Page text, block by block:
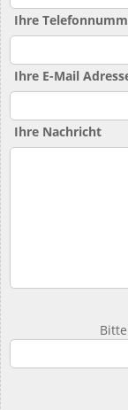
Ihre
Ihre E-Mail
Ihre Nachricht